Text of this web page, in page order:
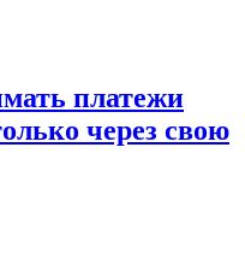
платежи
через свою